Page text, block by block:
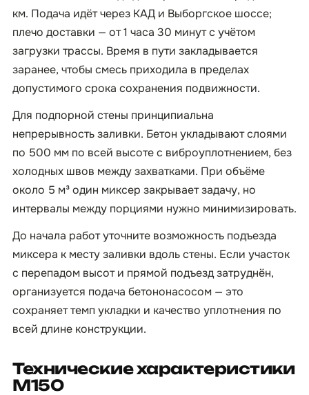
км. Подача идёт через КАД и Выборгское шоссе;
плечо доставки — от 1 часа 30 минут с учётом
загрузки трассы. Время в пути закладывается
заранее, чтобы смесь приходила в пределах
допустимого срока сохранения подвижности.
Для подпорной стены принципиальна
непрерывность заливки. Бетон укладывают слоями
по 500 мм по всей высоте с виброуплотнением, без
холодных швов между захватками. При объёме
около 5 м³ один миксер закрывает задачу, но
интервалы между порциями нужно минимизировать.
До начала работ уточните возможность подъезда
миксера к месту заливки вдоль стены. Если участок
с перепадом высот и прямой подъезд затруднён,
организуется подача бетононасосом — это
сохраняет темп укладки и качество уплотнения по
всей длине конструкции.
Технические характеристики
М150